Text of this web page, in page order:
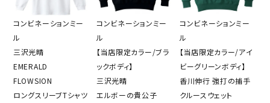
コンビネーションミー
ル
三沢光晴
EMERALD
FLOWSION
ロングスリーブTシャツ
コンビネーションミー
ル
【当店限定カラー/ブラ
ックボディ】
三沢光晴
エルボーの貴公子
コンビネーションミー
ル
【当店限定カラー/アイ
ビーグリーンボディ】
香川伸行 強打の捕手
クルースウェット